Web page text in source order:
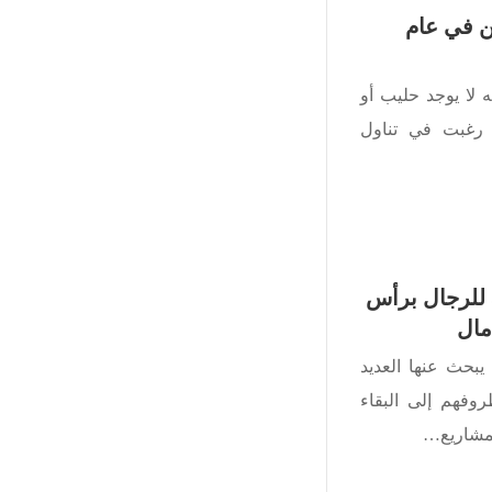
في عام
لا يوجد حليب أو
رغبت في تناول
للرجال برأس
عنها العديد
إلى البقاء